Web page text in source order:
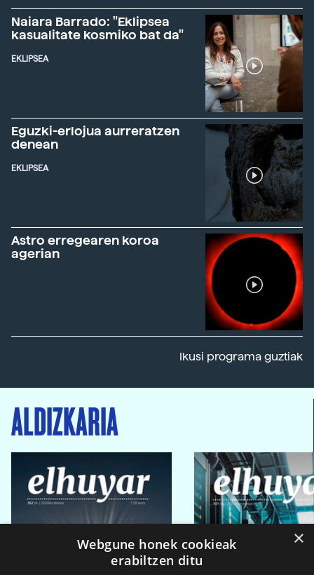
Naiara Barrado: "Eklipsea
kasualitate kosmiko bat da"
EKLIPSEA
Eguzki-erlojua aurreratzen
denean
EKLIPSEA
Astro erregearen koroa
agerian
Ikusi programa guztiak
ALDIZKARIA
×
Webgune honek cookieak
erabiltzen ditu